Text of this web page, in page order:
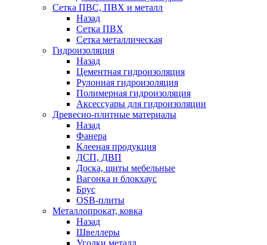
Сетка ПВС, ПВХ и металл
Назад
Сетка ПВХ
Сетка металлическая
Гидроизоляция
Назад
Цементная гидроизоляция
Рулонная гидроизоляция
Полимерная гидроизоляция
Аксессуары для гидроизоляции
Древесно-плитные материалы
Назад
Фанера
Клееная продукция
ДСП, ДВП
Доска, щиты мебельные
Вагонка и блокхаус
Брус
OSB-плиты
Металлопрокат, ковка
Назад
Швеллеры
Уголки металл